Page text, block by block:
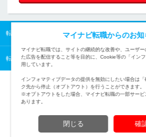
転職TOP 北陸の転職・求人情報TOP 石川県の転
転職TOP 管理・事務から探す 管理・事務の転
(c) Mynavi Corporation
マイナビ転職からのお知
マイナビ転職では、サイトの継続的な改善や、ユーザ
た広告を配信すること等を目的に、Cookie等の「イン
用しています。
インフォマティブデータの提供を無効にしたい場合は
ク先から停止（オプトアウト）を行うことができます。
※オプトアウトをした場合、マイナビ転職の一部サー
あります。
閉じる 確